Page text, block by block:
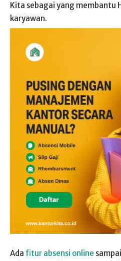
Kita sebagai yang membantu
karyawan.
Ada fitur absensi online